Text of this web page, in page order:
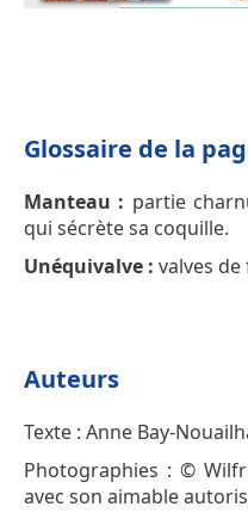
Glossaire de la
Manteau : partie
qui sécrète sa coquille.
Unéquivalve : valves
Auteurs
Texte : Anne Bay-
Photographies : ©
avec son aimable